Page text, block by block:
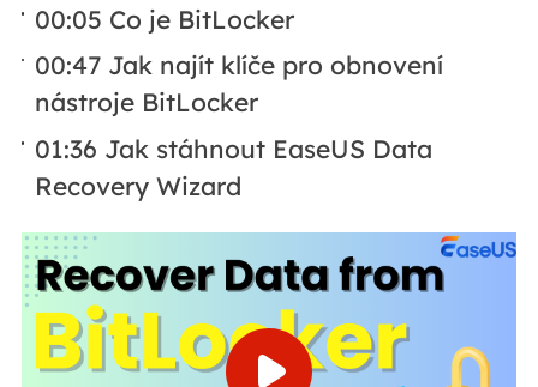
00:05 Co je BitLocker
00:47 Jak najít klíče pro obnovení
nástroje BitLocker
01:36 Jak stáhnout EaseUS Data
Recovery Wizard